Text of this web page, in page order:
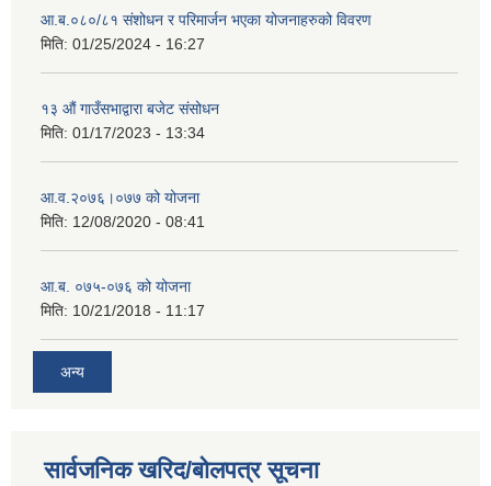
आ.ब.०८०/८१ संशोधन र परिमार्जन भएका योजनाहरुको विवरण
मिति: 01/25/2024 - 16:27
१३ औं गाउँसभाद्वारा बजेट संसोधन
मिति: 01/17/2023 - 13:34
आ‍.व.२०७६।०७७ को योजना
मिति: 12/08/2020 - 08:41
आ.ब. ०७५-०७६ को योजना
मिति: 10/21/2018 - 11:17
अन्य
सार्वजनिक खरिद/बोलपत्र सूचना